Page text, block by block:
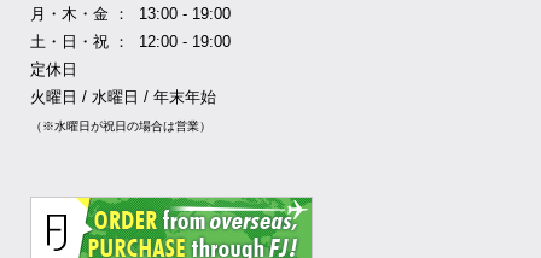
月・木・金 ： 13:00 - 19:00
土・日・祝 ： 12:00 - 19:00
定休日
火曜日 / 水曜日 / 年末年始
（※水曜日が祝日の場合は営業）